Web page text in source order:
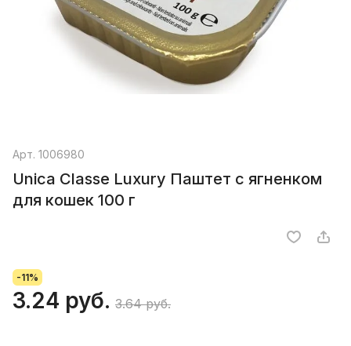
Арт. 1006980
Unica Classe Luxury Паштет с ягненком
для кошек 100 г
-11%
3.24 руб. 3.64 руб.